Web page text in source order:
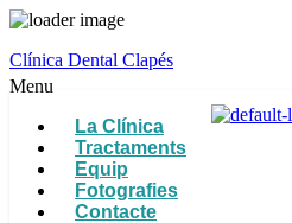
Clínica Dental Clapés
Menu
La Clínica
Tractaments
Equip
Fotografies
Contacte